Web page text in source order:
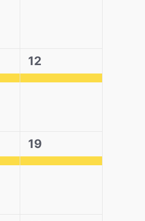
1
évènement,
12
1
évènement,
19